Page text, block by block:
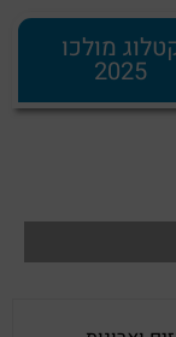
מולכו
2025